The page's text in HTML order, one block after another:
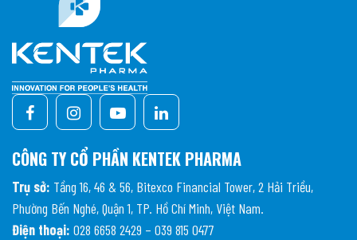
CÔNG TY CỔ PHẦN KENTEK PHARMA
Trụ sở: Tầng 16, 46 & 56, Bitexco Financial Tower, 2 Hải Triều,
Phường Bến Nghé, Quận 1, TP. Hồ Chí Minh, Việt Nam.
Điện thoại: 028 6658 2429 – 039 815 0477